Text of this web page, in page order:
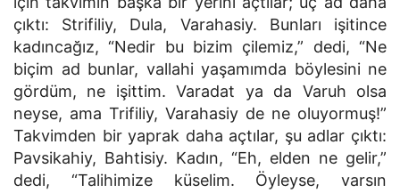
çıktı: Strifiliy, Dula, Varahasiy. Bunları işitince
kadıncağız, “Nedir bu bizim çilemiz,” dedi, “Ne
biçim ad bunlar, vallahi yaşamımda böylesini ne
gördüm, ne işittim. Varadat ya da Varuh olsa
neyse, ama Trifiliy, Varahasiy de ne oluyormuş!”
Takvimden bir yaprak daha açtılar, şu adlar çıktı:
Pavsikahiy, Bahtisiy. Kadın, “Eh, elden ne gelir,”
dedi, “Talihimize küselim. Öyleyse, varsın